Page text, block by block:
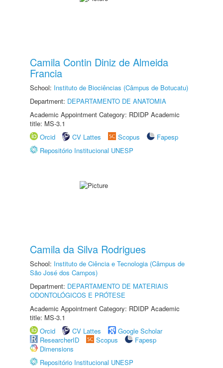
Camila Contin Diniz de Almeida
Francia
School: Instituto de Biociências (Câmpus de Botucatu)
Department: DEPARTAMENTO DE ANATOMIA
Academic Appointment Category: RDIDP Academic
title: MS-3.1
Orcid
CV Lattes Scopus
Fapesp
Repositório Institucional UNESP
Camila da Silva Rodrigues
School: Instituto de Ciência e Tecnologia (Câmpus de
São José dos Campos)
Department: DEPARTAMENTO DE MATERIAIS
ODONTOLÓGICOS E PRÓTESE
Academic Appointment Category: RDIDP Academic
title: MS-3.1
Orcid
CV Lattes
Google Scholar
ResearcherID
Scopus
Fapesp
Dimensions
Repositório Institucional UNESP